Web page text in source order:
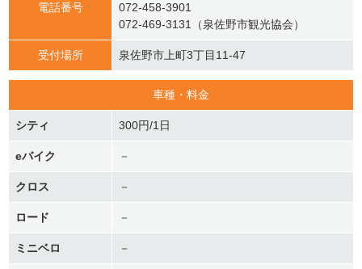
電話番号
072-458-3901
072-469-3131（泉佐野市観光協会）
受付場所 泉佐野市上町3丁目11-47
車種・料金
シティ 300円/1日
eバイク －
クロス －
ロード －
ミニベロ －